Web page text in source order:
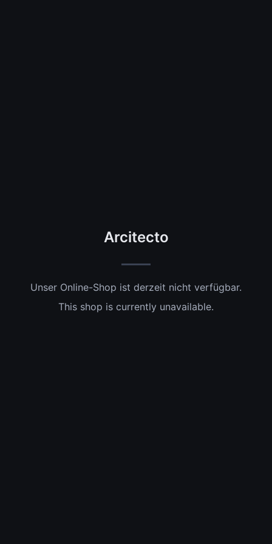
Arcitecto
Unser Online-Shop ist derzeit nicht verfügbar.
This shop is currently unavailable.